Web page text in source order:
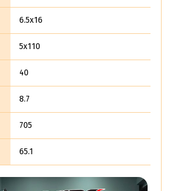
6.5x16
5x110
40
8.7
705
65.1